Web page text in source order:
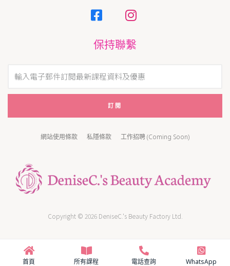
保持聯繫
訂閱
Copyright © 2026 DeniseC.'s Beauty Factory Ltd.
網站使用條款 私隱條款 工作招聘 (Coming Soon)
首頁 所有課程 電話查詢 WhatsApp